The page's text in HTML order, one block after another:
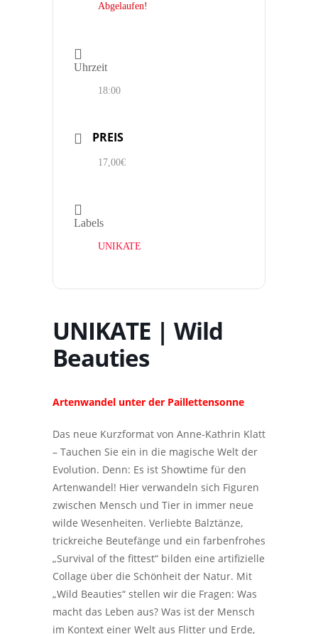
Abgelaufen!
Uhrzeit
18:00
PREIS
17,00€
Labels
UNIKATE
UNIKATE | Wild
Beauties
Artenwandel unter der Paillettensonne
Das neue Kurzformat von Anne-Kathrin Klatt
– Tauchen Sie ein in die magische Welt der
Evolution. Denn: Es ist Showtime für den
Artenwandel! Hier verwandeln sich Figuren
zwischen Mensch und Tier in immer neue
wilde Wesenheiten. Verliebte Balztänze,
trickreiche Beutefänge und ein farbenfrohes
„Survival of the fittest“ bilden eine artifizielle
Collage über die Schönheit der Natur. Mit
„Wild Beauties“ stellen wir die Fragen: Was
macht das Leben aus? Was ist der Mensch
im Kontext einer Welt aus Flitter und Erde,